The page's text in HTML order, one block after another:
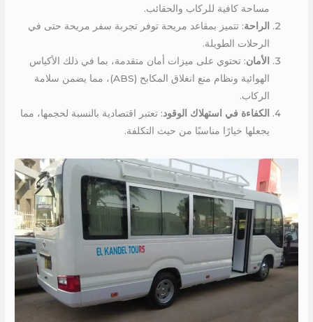
مساحة كافية للركاب والحقائب.
الراحة: تتميز بمقاعد مريحة توفر تجربة سفر مريحة حتى في
الرحلات الطويلة.
الأمان: تحتوي على ميزات أمان متقدمة، بما في ذلك الأكياس
الهوائية ونظام منع انغلاق المكابح (ABS)، مما يضمن سلامة
الركاب.
الكفاءة في استهلاك الوقود: تعتبر اقتصادية بالنسبة لحجمها، مما
يجعلها خيارًا مناسبًا من حيث التكلفة.